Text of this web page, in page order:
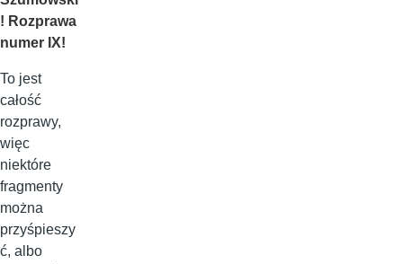
! Rozprawa
numer IX!
To jest
całość
rozprawy,
więc
niektóre
fragmenty
można
przyśpieszy
ć, albo